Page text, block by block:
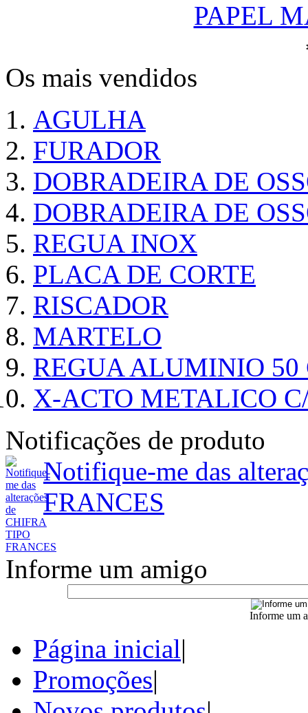
PAPEL
Os mais vendidos
AGULHA
FURADOR
DOBRADEIRA DE
DOBRADEIRA DE
REGUA INOX
PLACA DE CORTE
RISCADOR
MARTELO
REGUA ALUMINIO 50
X-ACTO METALICO
Notificações de produto
Notifique-me das
FRANCES
Informe um amigo
Informe um
Página inicial|
Promoções|